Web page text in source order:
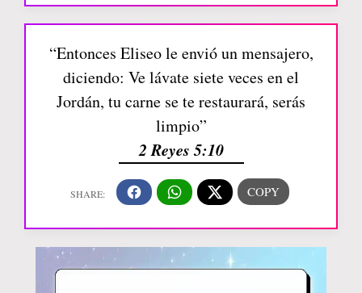
“Entonces Eliseo le envió un mensajero,
diciendo: Ve lávate siete veces en el
Jordán, tu carne se te restaurará, serás
limpio”
2 Reyes 5:10